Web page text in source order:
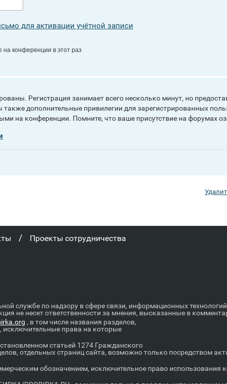
для активации учётной записи
конференции в этот раз
Регистрация занимает всего несколько минут, но
дополнительные привилегии для зарегистрированных
на конференции. Помните, что ваше присутствие на форумах
/ Проекты сотрудничества
службе по надзору в сфере связи, информационных
не несет ответственности за мнения, высказанные в
, в том числе названия разделов,
исключительные права на которые
статьей 1274 Гражданского
отдельных страниц сайта, возможно только посредством
обозначением, исключительное право использования